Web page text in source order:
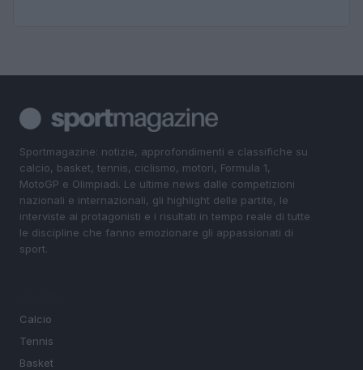
Sportmagazine: notizie, approfondimenti e classifiche su
calcio, basket, tennis, ciclismo, motori, Formula 1,
MotoGP e Olimpiadi. Le ultime news dalle competizioni
nazionali e internazionali, gli highlight delle partite, le
interviste ai protagonisti e i risultati in tempo reale di tutte
le discipline che fanno emozionare gli appassionati di
sport.
Calcio
Tennis
Basket